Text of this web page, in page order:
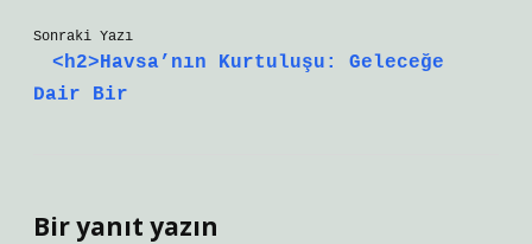
Sonraki Yazı
<h2>Havsa’nın Kurtuluşu: Geleceğe
Dair Bir
Bir yanıt yazın